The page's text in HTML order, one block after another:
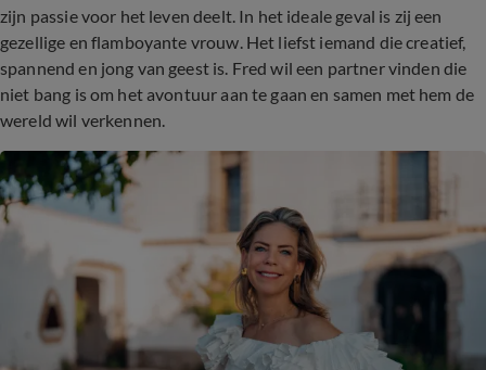
zijn passie voor het leven deelt. In het ideale geval is zij een
gezellige en flamboyante vrouw. Het liefst iemand die creatief,
spannend en jong van geest is. Fred wil een partner vinden die
niet bang is om het avontuur aan te gaan en samen met hem de
wereld wil verkennen.